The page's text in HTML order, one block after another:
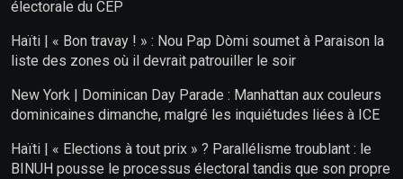
électorale du CEP
Haïti | « Bon travay ! » : Nou Pap Dòmi soumet à Paraison la
liste des zones où il devrait patrouiller le soir
New York | Dominican Day Parade : Manhattan aux couleurs
dominicaines dimanche, malgré les inquiétudes liées à ICE
Haïti | « Elections à tout prix » ? Parallélisme troublant : le
BINUH pousse le processus électoral tandis que son propre